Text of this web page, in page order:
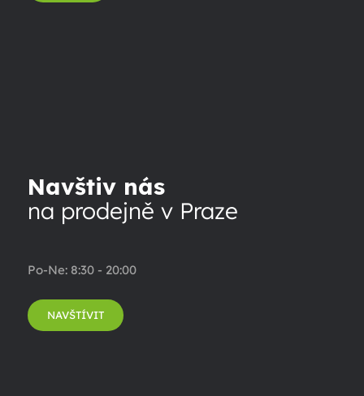
Navštiv nás
na prodejně v Praze
Po-Ne: 8:30 - 20:00
NAVŠTÍVIT